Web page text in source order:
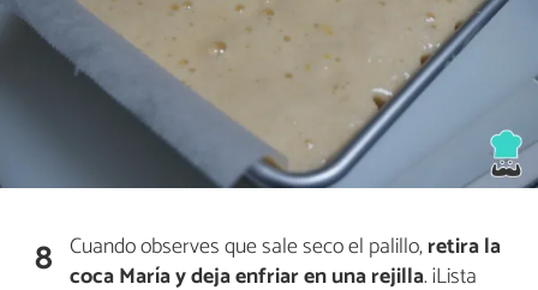
8 Cuando observes que sale seco el palillo,retira la
coca María y deja enfriar en una rejilla. ¡Lista